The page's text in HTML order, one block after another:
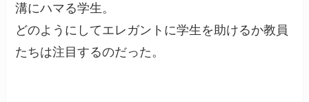
溝にハマる学生。
どのようにしてエレガントに学生を助けるか教員
たちは注目するのだった。